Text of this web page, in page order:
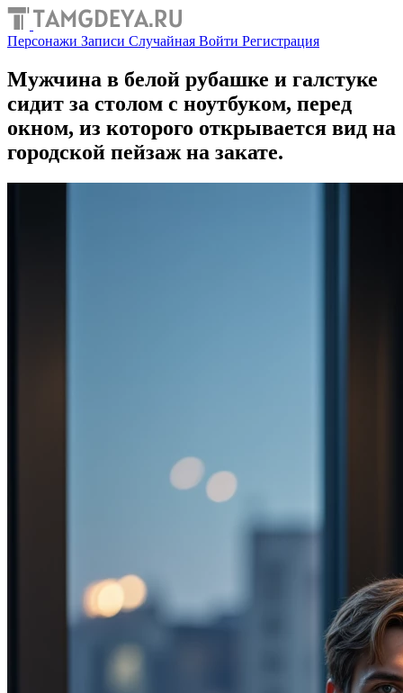
Персонажи Записи Случайная Войти Регистрация
Мужчина в белой рубашке и галстуке
сидит за столом с ноутбуком, перед
окном, из которого открывается вид на
городской пейзаж на закате.